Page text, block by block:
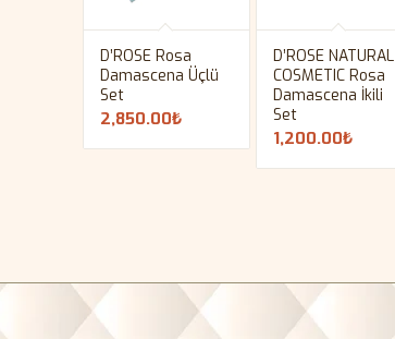
D’ROSE Rosa
Damascena Üçlü
Set
2,850.00₺
D’ROSE NATURAL
COSMETIC Rosa
Damascena İkili
Set
1,200.00₺